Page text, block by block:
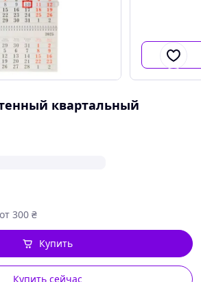
квартальный
300 ₴
Купить сейчас
Купить